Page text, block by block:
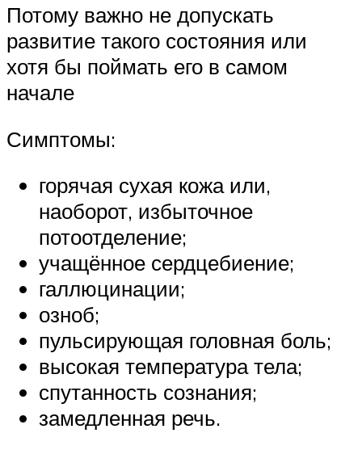
Потому важно не допускать
развитие такого состояния или
хотя бы поймать его в самом
начале
Симптомы:
горячая сухая кожа или,
наоборот, избыточное
потоотделение;
учащённое сердцебиение;
галлюцинации;
озноб;
пульсирующая головная боль;
высокая температура тела;
спутанность сознания;
замедленная речь.